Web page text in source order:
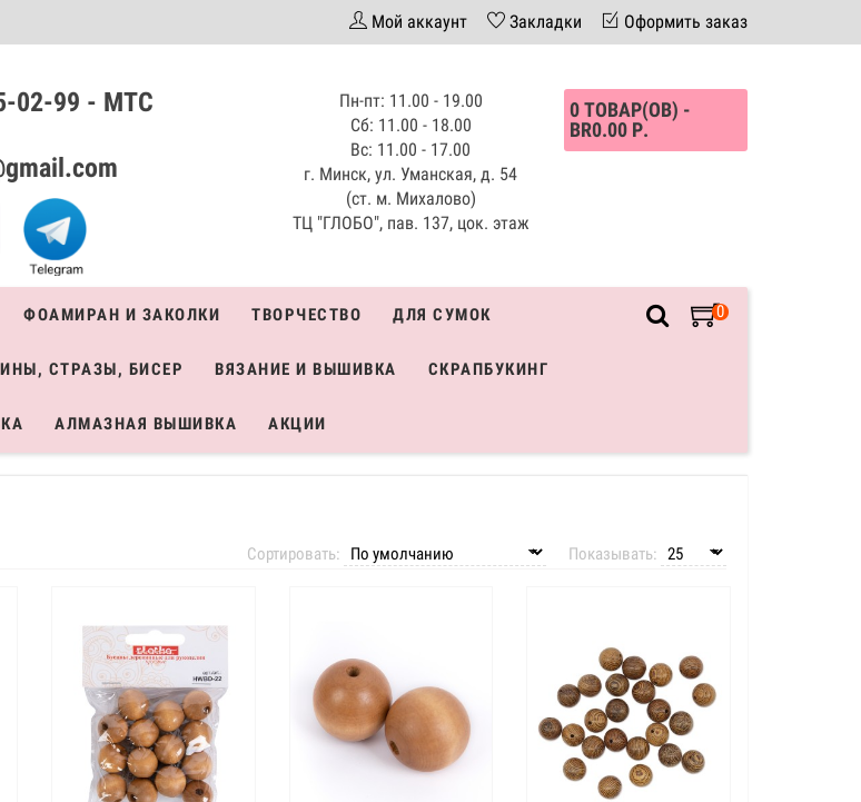
Мой аккаунт Закладки Оформить заказ
02-99 - МТС
Пн-пт: 11.00 - 19.00
Сб: 11.00 - 18.00
Вс: 11.00 - 17.00
г. Минск, ул. Уманская, д. 54
(ст. м. Михалово)
ТЦ "ГЛОБО", пав. 137, цок. этаж
0 ТОВАР(ОВ) -
BR0.00 Р.
0
ФОАМИРАН И ЗАКОЛКИ ТВОРЧЕСТВО ДЛЯ СУМОК
СТРАЗЫ, БИСЕР ВЯЗАНИЕ И ВЫШИВКА СКРАПБУКИНГ
АЛМАЗНАЯ ВЫШИВКА АКЦИИ
Показывать:
Сортировать: